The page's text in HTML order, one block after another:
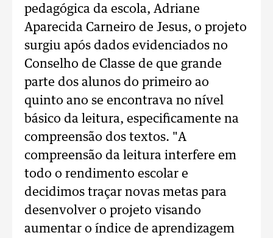
pedagógica da escola, Adriane
Aparecida Carneiro de Jesus, o projeto
surgiu após dados evidenciados no
Conselho de Classe de que grande
parte dos alunos do primeiro ao
quinto ano se encontrava no nível
básico da leitura, especificamente na
compreensão dos textos. "A
compreensão da leitura interfere em
todo o rendimento escolar e
decidimos traçar novas metas para
desenvolver o projeto visando
aumentar o índice de aprendizagem